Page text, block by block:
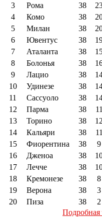
3
Рома 38
4
Комо 38
5
Милан 38
6
Ювентус 38
7
Аталанта 38
8
Болонья 38
9
Лацио 38
10
Удинезе 38
11
Сассуоло 38
12
Парма 38 11
13
Торино 38 12
14
Кальяри 38 11
15
Фиорентина 38 9
16
Дженоа 38
17
Лечче 38
18
Кремонезе 38 8
19
Верона 38 3
20
Пиза 38 2